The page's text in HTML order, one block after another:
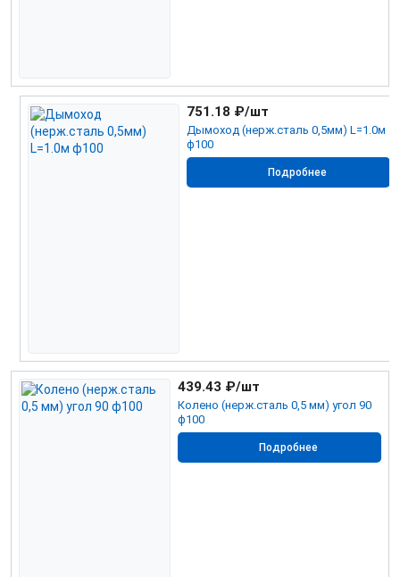
Дымоход (нерж.сталь 0,5мм) L=1.0м
ф100
751.18 ₽/шт
Подробнее
Колено (нерж.сталь 0,5 мм) угол 90
ф100
439.43 ₽/шт
Подробнее